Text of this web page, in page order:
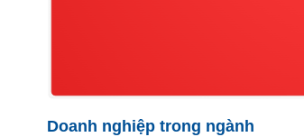
Doanh nghiệp trong ngành